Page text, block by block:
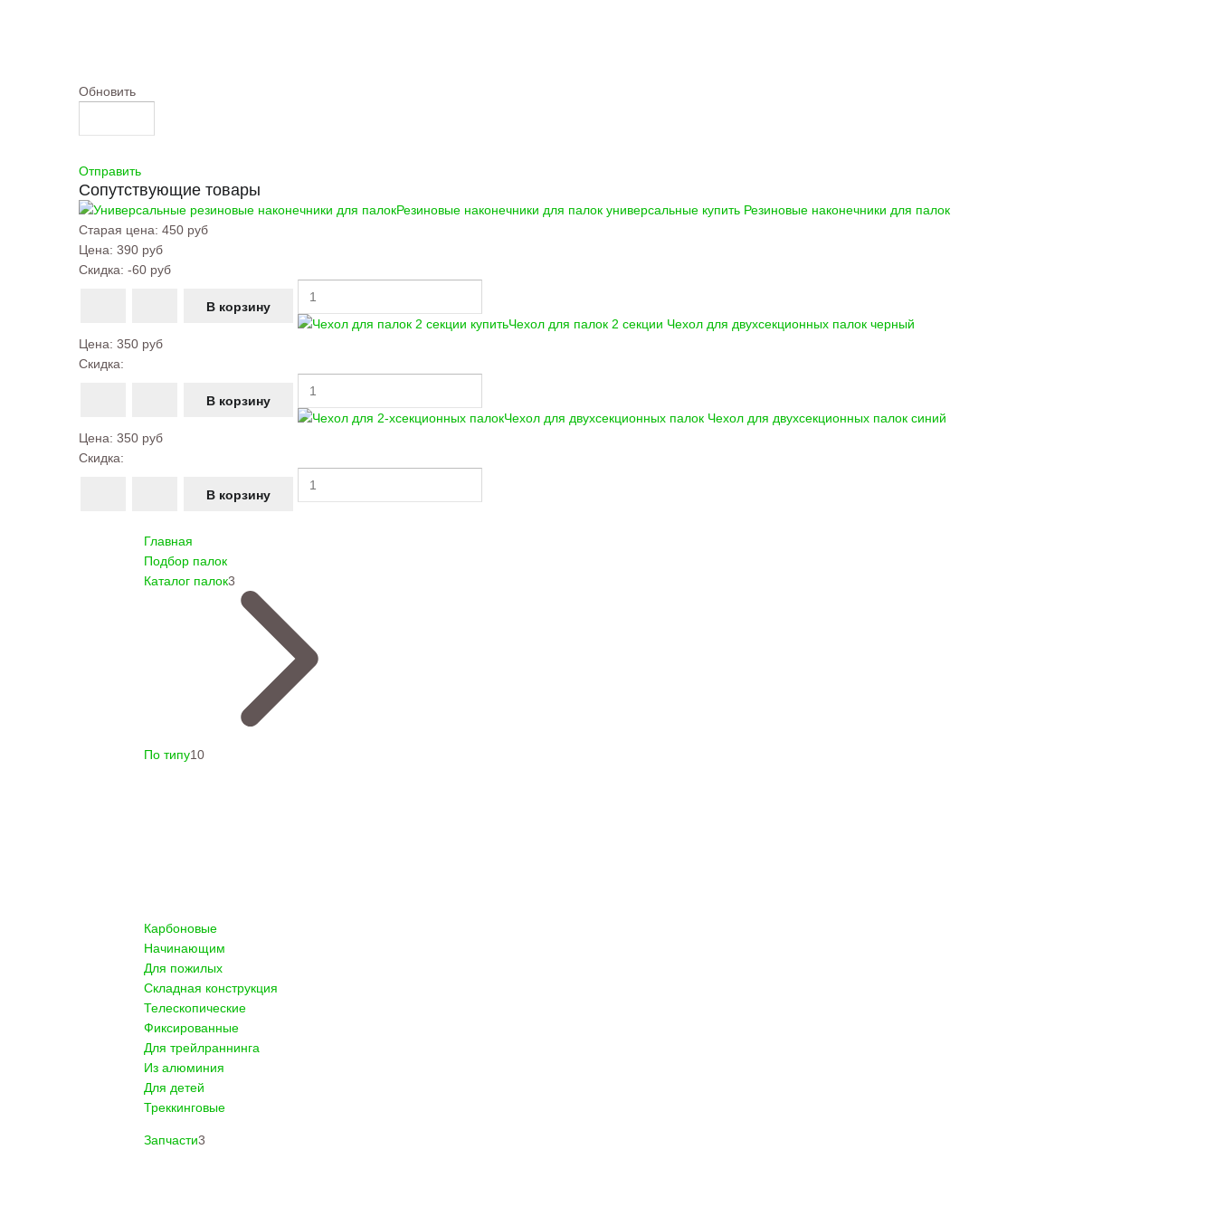
Обновить
Отправить
Сопутствующие товары
Резиновые наконечники для палок универсальные купить Резиновые наконечники для палок
Старая цена: 450 руб
Цена: 390 руб
Скидка: -60 руб
Чехол для палок 2 секции Чехол для двухсекционных палок черный
Цена: 350 руб
Скидка:
Чехол для двухсекционных палок Чехол для двухсекционных палок синий
Цена: 350 руб
Скидка:
Главная
Подбор палок
Каталог палок3
По типу10
Карбоновые
Начинающим
Для пожилых
Складная конструкция
Телескопические
Фиксированные
Для трейлраннинга
Из алюминия
Для детей
Треккинговые
Запчасти3